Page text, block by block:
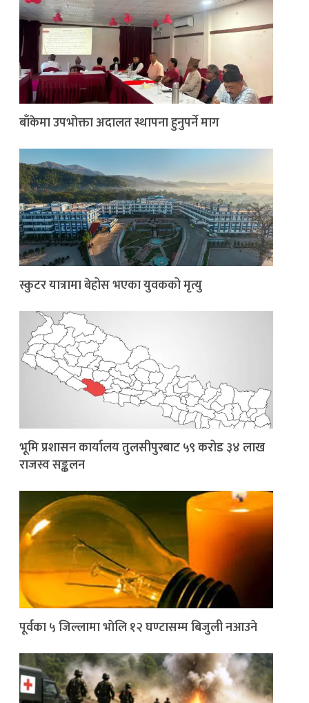
बाँकेमा उपभोक्ता अदालत स्थापना हुनुपर्ने माग
स्कुटर यात्रामा बेहोस भएका युवकको मृत्यु
भूमि प्रशासन कार्यालय तुलसीपुरबाट ५९ करोड ३४ लाख
राजस्व सङ्कलन
पूर्वका ५ जिल्लामा भाेलि १२ घण्टासम्म बिजुली नआउने